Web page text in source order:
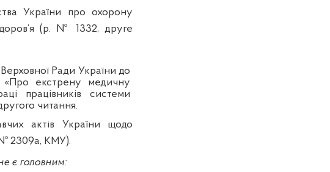
України про охорону
(р. № 1332, друге
Ради України до
екстрену медичну
працівників системи
читання.
актів України щодо
2309а, КМУ).
є головним: